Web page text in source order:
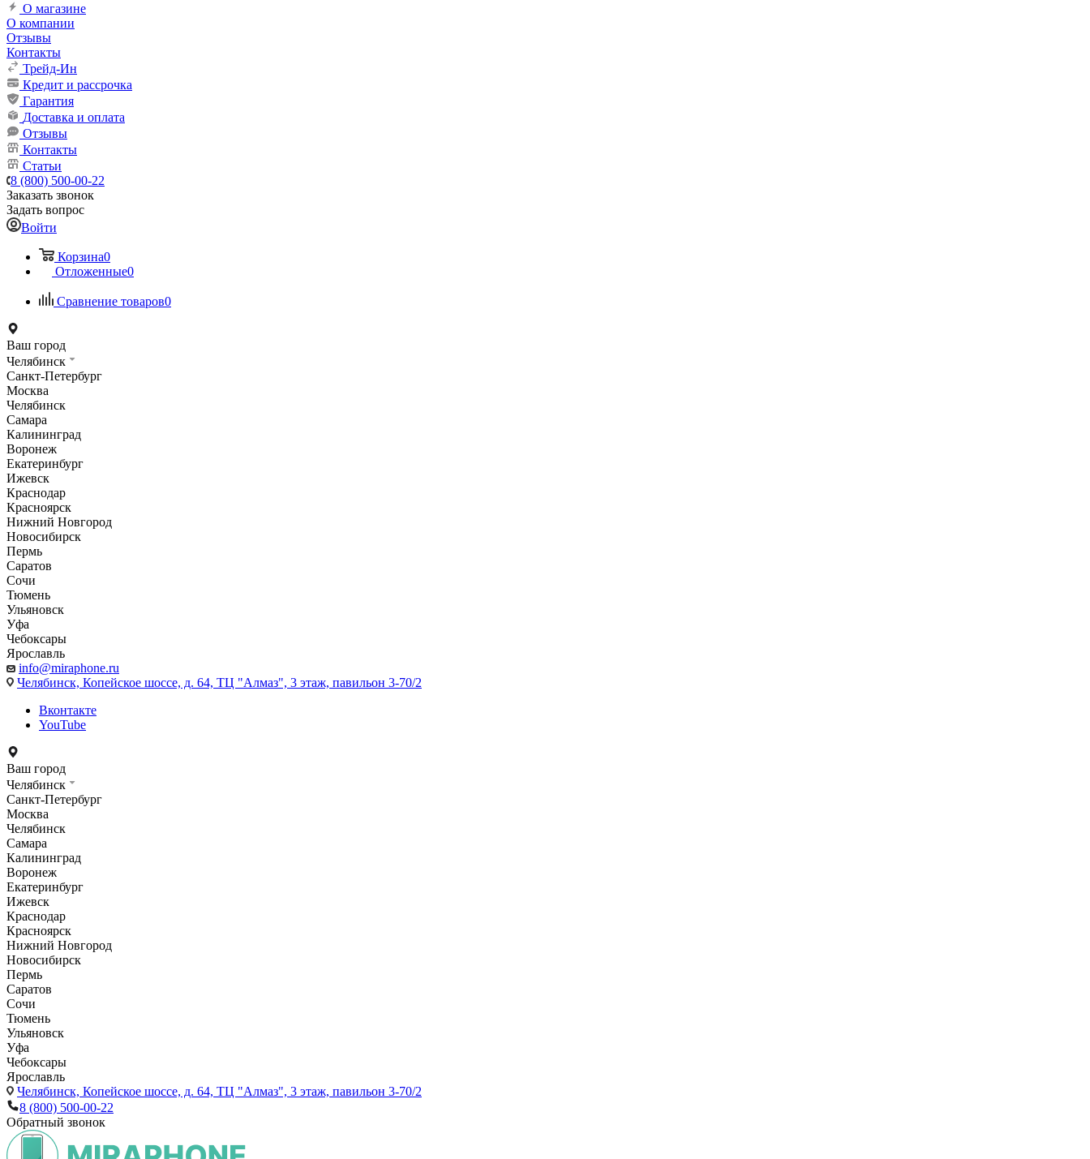
О магазине
О компании
Отзывы
Контакты
Трейд-Ин
Кредит и рассрочка
Гарантия
Доставка и оплата
Отзывы
Контакты
Статьи
8 (800) 500-00-22
Заказать звонок
Задать вопрос
Войти
Корзина0
Отложенные0
Сравнение товаров0
Ваш город
Челябинск
Санкт-Петербург
Москва
Челябинск
Самара
Калининград
Воронеж
Екатеринбург
Ижевск
Краснодар
Красноярск
Нижний Новгород
Новосибирск
Пермь
Саратов
Сочи
Тюмень
Ульяновск
Уфа
Чебоксары
Ярославль
info@miraphone.ru
Челябинск, Копейское шоссе, д. 64, ТЦ "Алмаз", 3 этаж, павильон 3-70/2
Вконтакте
YouTube
Ваш город
Челябинск
Санкт-Петербург
Москва
Челябинск
Самара
Калининград
Воронеж
Екатеринбург
Ижевск
Краснодар
Красноярск
Нижний Новгород
Новосибирск
Пермь
Саратов
Сочи
Тюмень
Ульяновск
Уфа
Чебоксары
Ярославль
Челябинск, Копейское шоссе, д. 64, ТЦ "Алмаз", 3 этаж, павильон 3-70/2
8 (800) 500-00-22
Обратный звонок